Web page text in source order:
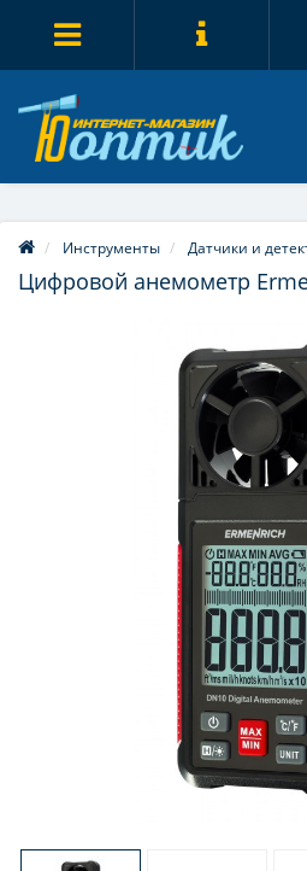
Инструменты Датчики и
Цифровой анемометр